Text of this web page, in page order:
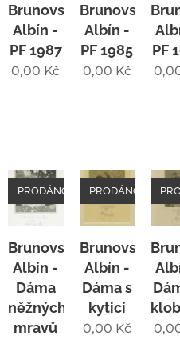
Brunovský
Albín -
PF 1987
0,00 Kč
Brunovský
Albín -
PF 1985
0,00 Kč
PF
Brunovský
Albín -
Dáma
něžných
mravů
PRODÁNO
Brunovský
Albín -
Dáma s
kyticí
PRODÁNO
0,00 Kč